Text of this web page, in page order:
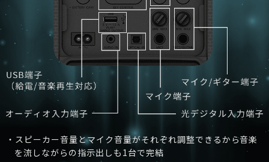
・スピーカー音量とマイク音量がそれぞれ調整できるから音楽
を流しながらの指示出しも1台で完結